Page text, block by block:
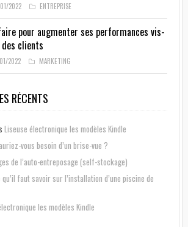
2022 ENTREPRISE
pour augmenter ses performances vis-
clients
2022 MARKETING
RÉCENTS
Liseuse électronique les modèles Kindle
vous besoin d’un brise-vue ?
de l’auto-entreposage (self-stockage)
qu’il faut savoir sur l’installation d’une piscine de
les modèles Kindle